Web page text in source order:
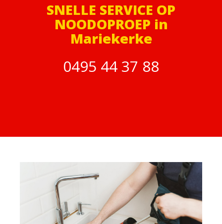
SNELLE SERVICE OP
NOODOPROEP in
Mariekerke
0495 44 37 88